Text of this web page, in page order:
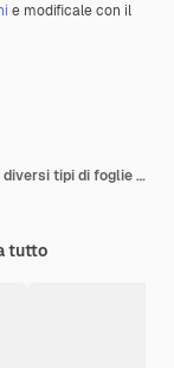
e modificale con il
Carta bianca di forma quadrata bianca su diversi tipi di foglie verdi
tutto